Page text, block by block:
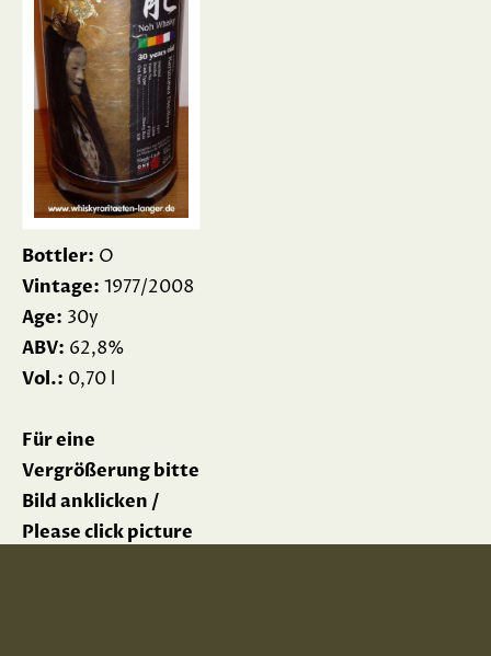
Bottler: O
Vintage: 1977/2008
Age: 30y
ABV: 62,8%
Vol.: 0,70 l
Für eine
Vergrößerung bitte
Bild anklicken /
Please click picture